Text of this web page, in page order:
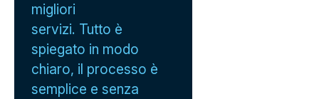
migliori
servizi. Tutto è
spiegato in modo
chiaro, il processo è
semplice e senza